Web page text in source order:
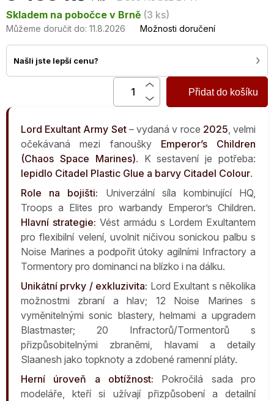
Měrná
cena:
Skladem na pobočce v Brně (3 ks)
Můžeme doručit do: 11.8.2026 Možnosti doručení
Našli jste lepší cenu? ›
Přidat do košíku
Lord Exultant Army Set– vydaná v roce 2025 , velmi
očekávaná mezi fanoušky Emperor’s Children
(Chaos Space Marines). K sestavení je potřeba:
lepidlo Citadel Plastic Glue a barvy Citadel Colour.
Role na bojišti: Univerzální síla kombinující HQ,
Troops a Elites pro warbandy Emperor’s Children.
Hlavní strategie: Vést armádu s Lordem Exultantem
pro flexibilní velení, uvolnit ničivou sonickou palbu s
Noise Marines a podpořit útoky agilními Infractory a
Tormentory pro dominanci na blízko i na dálku.
Unikátní prvky / exkluzivita: Lord Exultant s několika
možnostmi zbraní a hlav; 12 Noise Marines s
vyměnitelnými sonic blastery, helmami a upgradem
Blastmaster; 20 Infractorů/Tormentorů s
přizpůsobitelnými zbraněmi, hlavami a detaily
Slaanesh jako topknoty a zdobené ramenní pláty.
Herní úroveň a obtížnost: Pokročilá sada pro
modeláře, kteří si užívají přizpůsobení a detailní